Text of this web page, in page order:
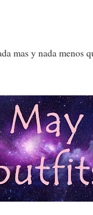
mas y nada menos